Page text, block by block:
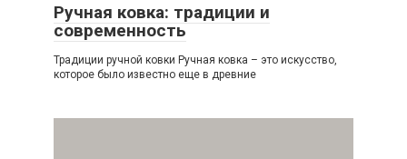
Ручная ковка: традиции и
современность
Традиции ручной ковки Ручная ковка – это искусство,
которое было известно еще в древние